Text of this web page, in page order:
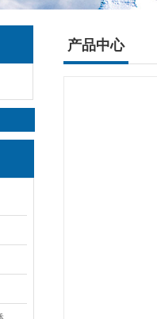
产品中心